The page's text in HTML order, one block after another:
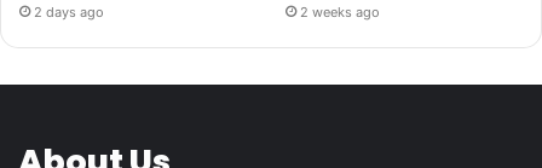
2 days ago 2 weeks ago